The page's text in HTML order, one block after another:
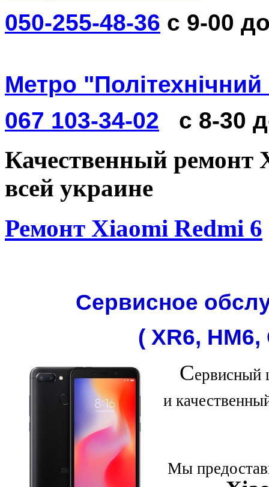
050-255-48-36 с 9-00
Метро "Політехнічний
067 103-34-02
с 8-30
Качественный ремонт
всей украине
Ремонт Xiaomi Redmi 6
Сервисное
( XR6,
Сервисный
и
Мы